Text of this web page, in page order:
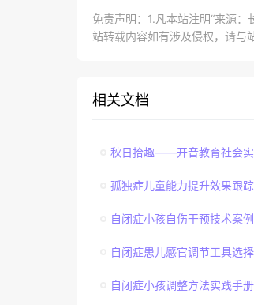
免责声明：1.凡本站注明“来源
站转载内容如有涉及侵权，请与
相关文档
秋日拾趣——开音教育社会
孤独症儿童能力提升效果跟踪
自闭症小孩自伤干预技术案例
自闭症患儿感官调节工具选择
自闭症小孩调整方法实践手册